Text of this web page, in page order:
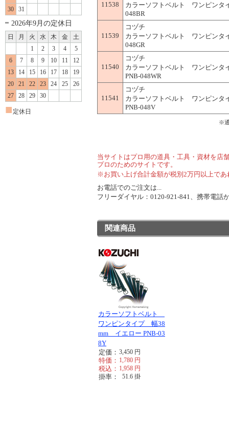
30
31
2026年9月の定休日
日 月 火 水 木 金
土
1
2 3 4
5
6
7 8 9 10 11
12
13
14 15 16 17 18
19
20
21 22 23 24 25
26
27
28 29 30
■ 定休日
11538
カラーソフトベルト ワンピン
048BR
11539
コヅチ
カラーソフトベルト ワンピン
048GR
11540
コヅチ
カラーソフトベルト ワンピン
PNB-048WR
11541
コヅチ
カラーソフトベルト ワンピン
PNB-048V
※
当サイトはプロ用の道具・工具・資材を店
プロのためのサイトです。
※お買い上げ合計金額が税別2万円以上で
お電話でのご注文は...
フリーダイヤル：0120-921-841、携帯電
関連商品
カラーソフトベルト
ワンピンタイプ 幅38
mm イエロー PNB-03
8Y
定価： 3,450 円
特価： 1,780 円
税込： 1,958 円
掛率： 51.6 掛